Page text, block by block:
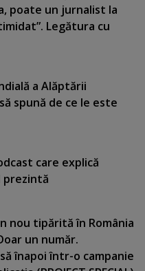
poate un jurnalist la
Legătura cu
a Alăptării
spună de ce le este
care explică
prezintă
nou tipărită în România
un număr.
înapoi într-o campanie